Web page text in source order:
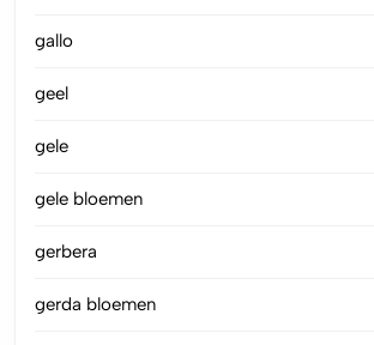
gallo
geel
gele
gele bloemen
gerbera
gerda bloemen